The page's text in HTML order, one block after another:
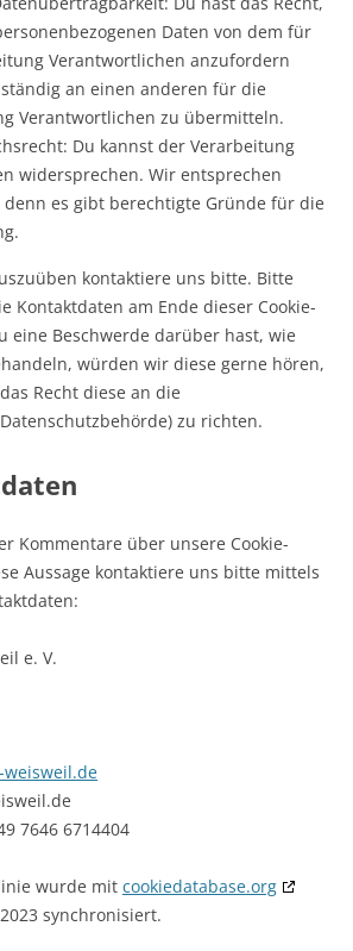
Daten von dem für
Verantwortlichen anzufordern
an einen anderen für die
Verantwortlichen zu übermitteln.
Du kannst der Verarbeitung
widersprechen. Wir entsprechen
denn es gibt berechtigte Gründe für die
kontaktiere uns bitte. Bitte
Kontaktdaten am Ende dieser Cookie-
eine Beschwerde darüber hast, wie
würden wir diese gerne hören,
Recht diese an die
zu richten.
Kommentare über unsere Cookie-
Aussage kontaktiere uns bitte mittels
e. V.
7646 6714404
wurde mit cookiedatabase.org
synchronisiert.